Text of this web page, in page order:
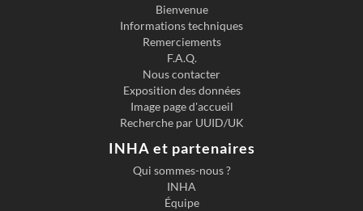
que d'Art
et
d'Archéo
logie de
l'Univers
ité de
Paris.
1949
Bienvenue
Informations techniques
Remerciements
F.A.Q.
Nous contacter
Exposition des données
Image page d'accueil
Recherche par UUID/UK
INHA et partenaires
Qui sommes-nous ?
INHA
Équipe